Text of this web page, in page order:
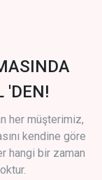
'DEN!
her müşterimiz,
kendine göre
hangi bir zaman